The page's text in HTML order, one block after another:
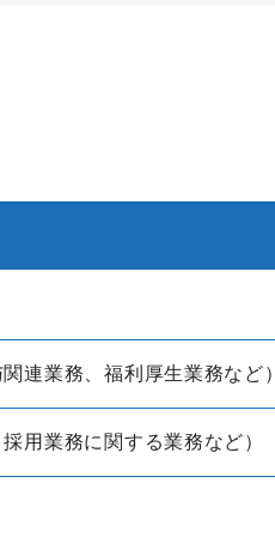
連業務、福利厚生業務など）
用業務に関する業務など）